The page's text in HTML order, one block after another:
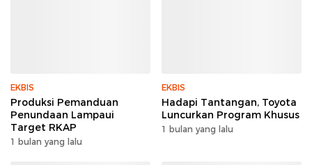
EKBIS
Produksi Pemanduan
Penundaan Lampaui
Target RKAP
1 bulan yang lalu
EKBIS
Hadapi Tantangan, Toyota
Luncurkan Program Khusus
1 bulan yang lalu